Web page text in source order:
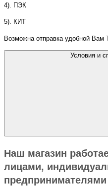
4). ПЭК
5). КИТ
Возможна отправка удобной Вам
Условия и
Наш магазин
лицами,